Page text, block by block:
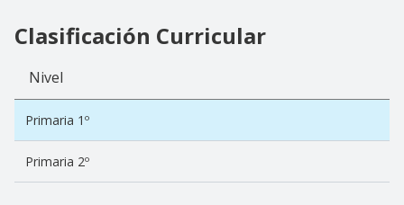
Clasificación Curricular
Nivel
Primaria 1º
Primaria 2º